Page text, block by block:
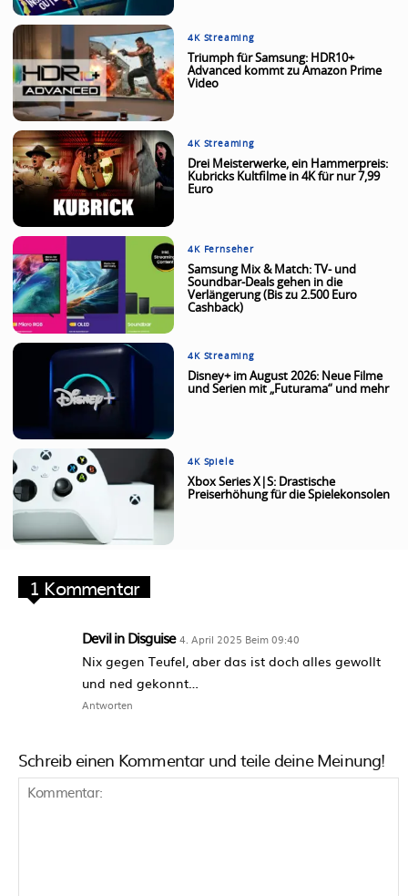
4K Streaming
Triumph für Samsung: HDR10+
Advanced kommt zu Amazon Prime
Video
4K Streaming
Drei Meisterwerke, ein Hammerpreis:
Kubricks Kultfilme in 4K für nur 7,99
Euro
4K Fernseher
Samsung Mix & Match: TV- und
Soundbar-Deals gehen in die
Verlängerung (Bis zu 2.500 Euro
Cashback)
4K Streaming
Disney+ im August 2026: Neue Filme
und Serien mit „Futurama“ und mehr
4K Spiele
Xbox Series X|S: Drastische
Preiserhöhung für die Spielekonsolen
1 Kommentar
Devil in Disguise 4. April 2025 Beim 09:40
Nix gegen Teufel, aber das ist doch alles gewollt
und ned gekonnt…
Antworten
Schreib einen Kommentar und teile deine Meinung!